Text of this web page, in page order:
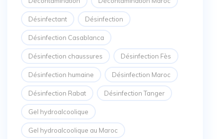
Désinfectant Désinfection
Désinfection Casablanca
Désinfection chaussures Désinfection Fès
Désinfection humaine Désinfection Maroc
Désinfection Rabat Désinfection Tanger
Gel hydroalcoolique
Gel hydroalcoolique au Maroc